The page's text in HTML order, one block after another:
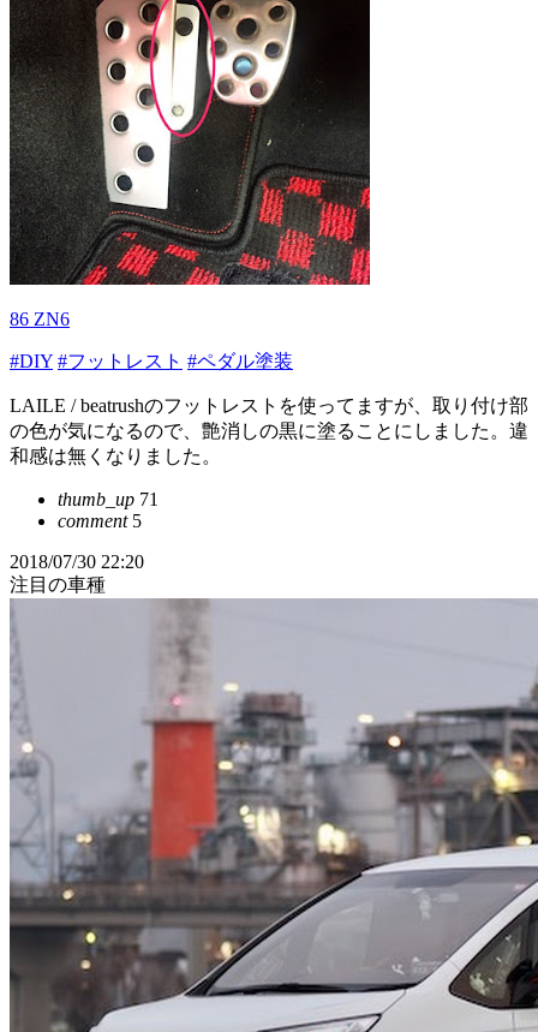
86 ZN6
#DIY #フットレスト #ペダル塗装
LAILE / beatrushのフットレストを使ってますが、取り付け部
の色が気になるので、艶消しの黒に塗ることにしました。違
和感は無くなりました。
thumb_up 71
comment5
2018/07/30 22:20
注目の車種